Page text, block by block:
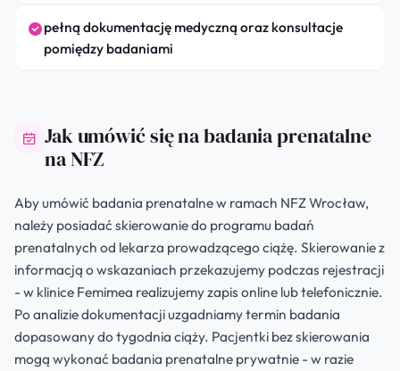
pełną dokumentację medyczną oraz konsultacje
pomiędzy badaniami
Jak umówić się na badania prenatalne
na NFZ
Aby umówić badania prenatalne w ramach NFZ Wrocław,
należy posiadać skierowanie do programu badań
prenatalnych od lekarza prowadzącego ciążę. Skierowanie z
informacją o wskazaniach przekazujemy podczas rejestracji
- w klinice Femimea realizujemy zapis online lub telefonicznie.
Po analizie dokumentacji uzgadniamy termin badania
dopasowany do tygodnia ciąży. Pacjentki bez skierowania
mogą wykonać badania prenatalne prywatnie - w razie